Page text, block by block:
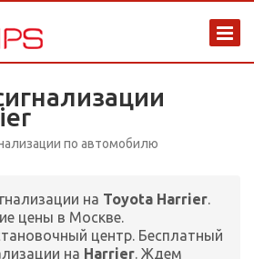
по автомобилю
на Toyota Harrier.
цены в Москве.
центр. Бесплатный
на Harrier. Ждем